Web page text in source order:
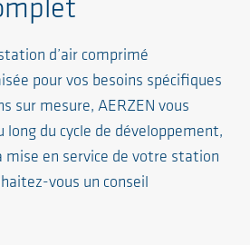
d’air comprimé
pour vos besoins spécifiques
sur mesure, AERZEN vous
long du cycle de développement,
mise en service de votre station
vous un conseil